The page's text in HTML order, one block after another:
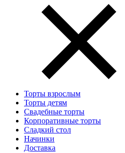
Торты взрослым
Торты детям
Свадебные торты
Корпоративные торты
Сладкий стол
Начинки
Доставка